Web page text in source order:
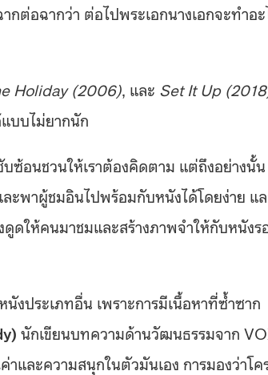
ต่อฉากว่า ต่อไปพระเอกนางเอกจะทำอะ
Holiday (2006), และ Set It Up
บบไม่ยากนัก
ซ้อนชวนให้เราต้องคิดตาม แต่ถึงอย่างนั้น
ละพาผู้ชมอินไปพร้อมกับหนังได้โดยง่าย แ
ดให้คนมาชมและสร้างภาพจำให้กับหนังร
งประเภทอื่น เพราะการมีเนื้อหาที่ซ้ำซาก
นักเขียนบทความด้านวัฒนธรรมจาก
ละความสนุกในตัวมันเอง การมองว่าโค